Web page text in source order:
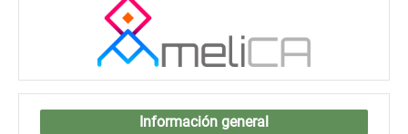
Información general